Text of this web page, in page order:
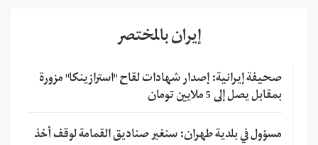
إيران بالمختصر
صحيفة إيرانية: إصدار شهادات لقاح "استرازينكا" مزورة
بمقابل يصل إلى 5 ملايين تومان
مسؤول في بلدية طهران: سنغير صناديق القمامة لوقف أخذ